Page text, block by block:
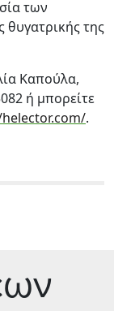
των
της
Καπούλα,
ή μπορείτε
.